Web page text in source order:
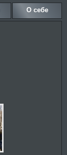
О себе